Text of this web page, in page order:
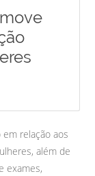
relação aos
além de
exames,